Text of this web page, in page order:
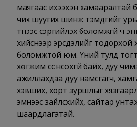
маягаас ихээхэн хамааралтай
чих шуугих шинж тэмдгийг
түүнээс сэргийлэх боломжгүй ч
хийснээр эрсдэлийг тодорхой
боломжтой юм. Үүний тулд
хөгжим сонсохгүй байх, дуу
ажиллахдаа дуу намсгагч,
хэвших, хорт зуршлыг
эмнээс зайлсхийх, сайтар
шаардлагатай.